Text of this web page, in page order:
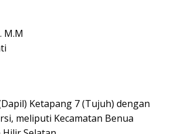
M.M
Ketapang 7 (Tujuh) dengan
meliputi Kecamatan Benua